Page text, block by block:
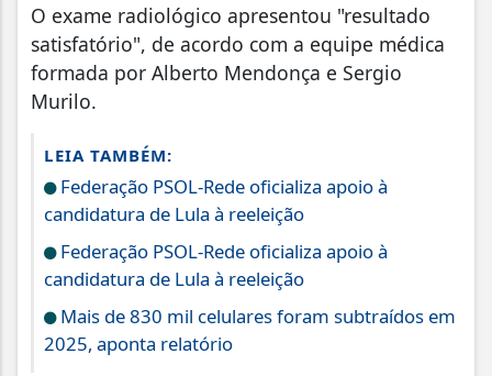
O exame radiológico apresentou "resultado
satisfatório", de acordo com a equipe médica
formada por Alberto Mendonça e Sergio
Murilo.
LEIA TAMBÉM:
Federação PSOL-Rede oficializa apoio à
candidatura de Lula à reeleição
Federação PSOL-Rede oficializa apoio à
candidatura de Lula à reeleição
Mais de 830 mil celulares foram subtraídos em
2025, aponta relatório